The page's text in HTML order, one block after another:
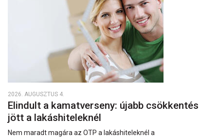
2026. AUGUSZTUS 4.
Elindult a kamatverseny: újabb csökkentés
jött a lakáshiteleknél
Nem maradt magára az OTP a lakáshiteleknél a